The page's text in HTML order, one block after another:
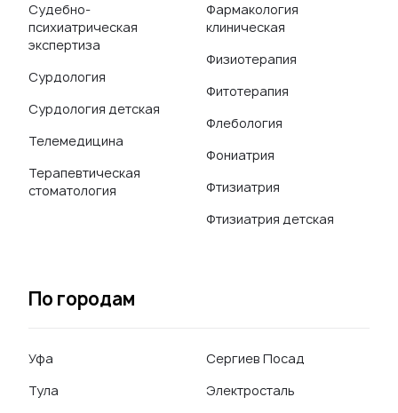
Судебно-
психиатрическая
экспертиза
Сурдология
Сурдология детская
Телемедицина
Терапевтическая
стоматология
Фармакология
клиническая
Физиотерапия
Фитотерапия
Флебология
Фониатрия
Фтизиатрия
Фтизиатрия детская
По городам
Уфа
Тула
Сергиев Посад
Электросталь